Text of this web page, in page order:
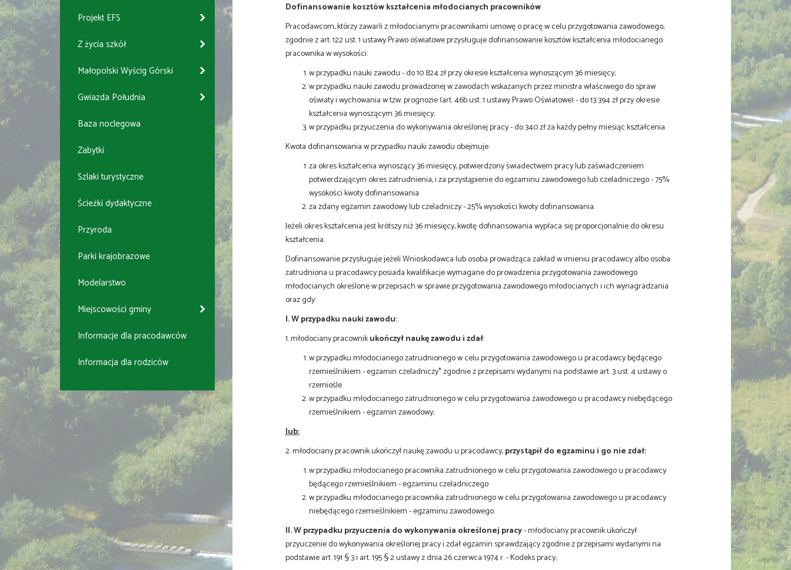
Projekt EFS
Z życia szkół
Małopolski Wyścig Górski
Gwiazda Południa
Baza noclegowa
Zabytki
Szlaki turystyczne
Ścieżki dydaktyczne
Przyroda
Parki krajobrazowe
Modelarstwo
Miejscowości gminy
Informacje dla pracodawców
Informacja dla rodziców
Dofinansowanie kosztów kształcenia młodocianych pracowników
Pracodawcom, którzy zawarli z młodocianymi pracownikami umowę o pracę w celu przygotowania zawodowego,
zgodnie z art. 122 ust. 1 ustawy Prawo oświatowe przysługuje dofinansowanie kosztów kształcenia młodocianego
pracownika w wysokości:
w przypadku nauki zawodu - do 10 824 zł przy okresie kształcenia wynoszącym 36 miesięcy;
w przypadku nauki zawodu prowadzonej w zawodach wskazanych przez ministra właściwego do spraw
oświaty i wychowania w tzw. prognozie (art. 46b ust. 1 ustawy Prawo Oświatowe) - do 13 394 zł przy okresie
kształcenia wynoszącym 36 miesięcy;
w przypadku przyuczenia do wykonywania określonej pracy - do 340 zł za każdy pełny miesiąc kształcenia.
Kwota dofinansowania w przypadku nauki zawodu obejmuje:
za okres kształcenia wynoszący 36 miesięcy, potwierdzony świadectwem pracy lub zaświadczeniem
potwierdzającym okres zatrudnienia, i za przystąpienie do egzaminu zawodowego lub czeladniczego - 75%
wysokości kwoty dofinansowania
za zdany egzamin zawodowy lub czeladniczy - 25% wysokości kwoty dofinansowania.
Jeżeli okres kształcenia jest krótszy niż 36 miesięcy, kwotę dofinansowania wypłaca się proporcjonalnie do okresu
kształcenia.
Dofinansowanie przysługuje jeżeli Wnioskodawca lub osoba prowadząca zakład w imieniu pracodawcy albo osoba
zatrudniona u pracodawcy posiada kwalifikacje wymagane do prowadzenia przygotowania zawodowego
młodocianych określone w przepisach w sprawie przygotowania zawodowego młodocianych i ich wynagradzania
oraz gdy:
I. W przypadku nauki zawodu:
1. młodociany pracownikukończył naukę zawodu i zdał:
w przypadku młodocianego zatrudnionego w celu przygotowania zawodowego u pracodawcy będącego
rzemieślnikiem - egzamin czeladniczy* zgodnie z przepisami wydanymi na podstawie art. 3 ust. 4 ustawy o
rzemiośle
w przypadku młodocianego zatrudnionego w celu przygotowania zawodowego u pracodawcy niebędącego
rzemieślnikiem - egzamin zawodowy;
lub:
2. młodociany pracownik ukończył naukę zawodu u pracodawcy,przystąpił do egzaminu i go nie zdał:
w przypadku młodocianego pracownika zatrudnionego w celu przygotowania zawodowego u pracodawcy
będącego rzemieślnikiem - egzaminu czeladniczego
w przypadku młodocianego pracownika zatrudnionego w celu przygotowania zawodowego u pracodawcy
niebędącego rzemieślnikiem - egzaminu zawodowego.
II. W przypadku przyuczenia do wykonywania określonej pracy- młodociany pracownik ukończył
przyuczenie do wykonywania określonej pracy i zdał egzamin sprawdzający zgodnie z przepisami wydanymi na
podstawie art. 191 § 3 i art. 195 § 2 ustawy z dnia 26 czerwca 1974 r. - Kodeks pracy;